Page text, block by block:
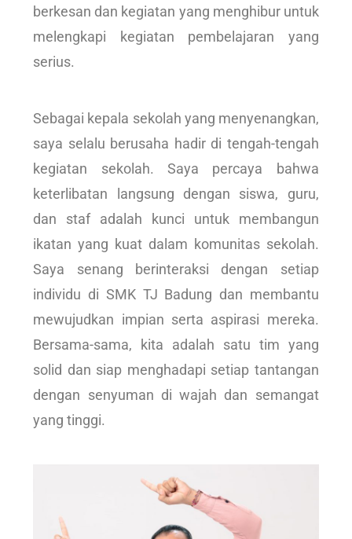
berkesan dan kegiatan yang menghibur untuk
melengkapi kegiatan pembelajaran yang
serius.
Sebagai kepala sekolah yang menyenangkan,
saya selalu berusaha hadir di tengah-tengah
kegiatan sekolah. Saya percaya bahwa
keterlibatan langsung dengan siswa, guru,
dan staf adalah kunci untuk membangun
ikatan yang kuat dalam komunitas sekolah.
Saya senang berinteraksi dengan setiap
individu di SMK TJ Badung dan membantu
mewujudkan impian serta aspirasi mereka.
Bersama-sama, kita adalah satu tim yang
solid dan siap menghadapi setiap tantangan
dengan senyuman di wajah dan semangat
yang tinggi.